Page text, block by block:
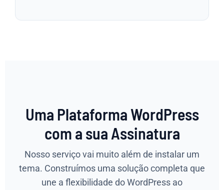
Uma Plataforma WordPress
com a sua Assinatura
Nosso serviço vai muito além de instalar um
tema. Construímos uma solução completa que
une a flexibilidade do WordPress ao